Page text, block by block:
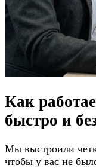
Как
быстро и
Мы выстроили
чтобы у вас не